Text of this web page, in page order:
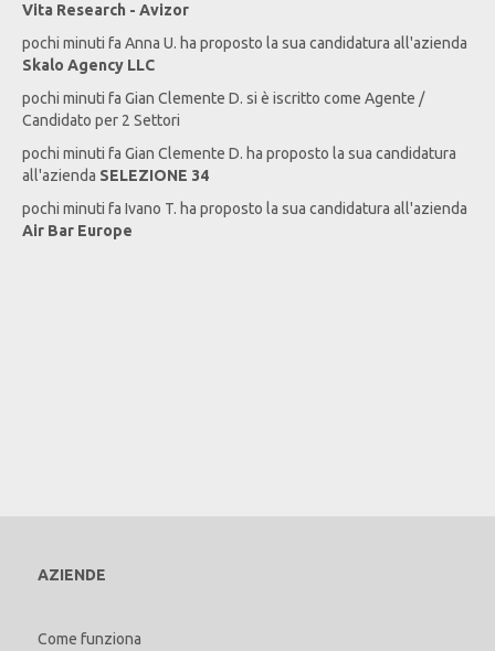
Vita Research - Avizor
pochi minuti fa Anna U. ha proposto la sua candidatura all'azienda
Skalo Agency LLC
pochi minuti fa Gian Clemente D. si è iscritto come Agente /
Candidato per 2 Settori
pochi minuti fa Gian Clemente D. ha proposto la sua candidatura
all'azienda SELEZIONE 34
pochi minuti fa Ivano T. ha proposto la sua candidatura all'azienda
Air Bar Europe
AZIENDE
Come funziona